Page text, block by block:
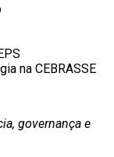
na CEBRASSE
governança e